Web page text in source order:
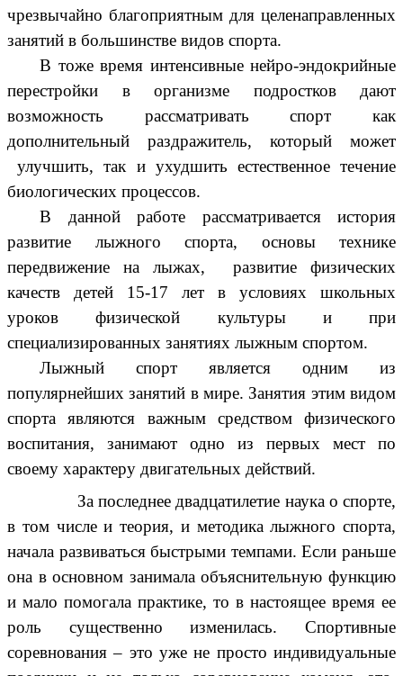
чрезвычайно благоприятным для целенаправленных
занятий в большинстве видов спорта.
В тоже время интенсивные нейро-эндокрийные
перестройки в организме подростков дают
возможность рассматривать спорт как
дополнительный раздражитель, который может
улучшить, так и ухудшить естественное течение
биологических процессов.
В данной работе рассматривается история
развитие лыжного спорта, основы технике
передвижение на лыжах, развитие физических
качеств детей 15-17 лет в условиях школьных
уроков физической культуры и при
специализированных занятиях лыжным спортом.
Лыжный спорт является одним из
популярнейших занятий в мире. Занятия этим видом
спорта являются важным средством физического
воспитания, занимают одно из первых мест по
своему характеру двигательных действий.
За последнее двадцатилетие наука о спорте,
в том числе и теория, и методика лыжного спорта,
начала развиваться быстрыми темпами. Если раньше
она в основном занимала объяснительную функцию
и мало помогала практике, то в настоящее время ее
роль существенно изменилась. Спортивные
соревнования – это уже не просто индивидуальные